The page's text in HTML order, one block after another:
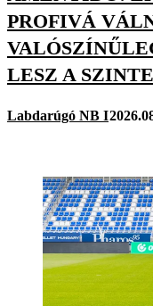
PROFIVÁ
LESZ A
Labdarúgó NB I